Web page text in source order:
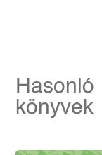
Hasonló
könyvek